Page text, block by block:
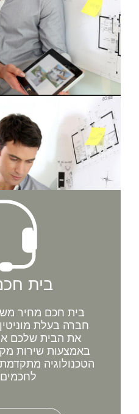
בית
בית חכם מחיר
חברה בעלת
את הבית שלכם
באמצעות שירות
הטכנולוגיה